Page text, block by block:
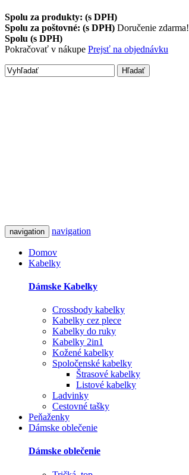
Spolu za produkty: (s DPH)
Spolu za poštovné: (s DPH) Doručenie zdarma!
Spolu (s DPH)
Pokračovať v nákupe Prejsť na objednávku
Hľadať
navigation navigation
Domov
Kabelky
Dámske Kabelky
Crossbody kabelky
Kabelky cez plece
Kabelky do ruky
Kabelky 2in1
Kožené kabelky
Spoločenské kabelky
Štrasové kabelky
Listové kabelky
Ladvinky
Cestovné tašky
Peňaženky
Dámske oblečenie
Dámske oblečenie